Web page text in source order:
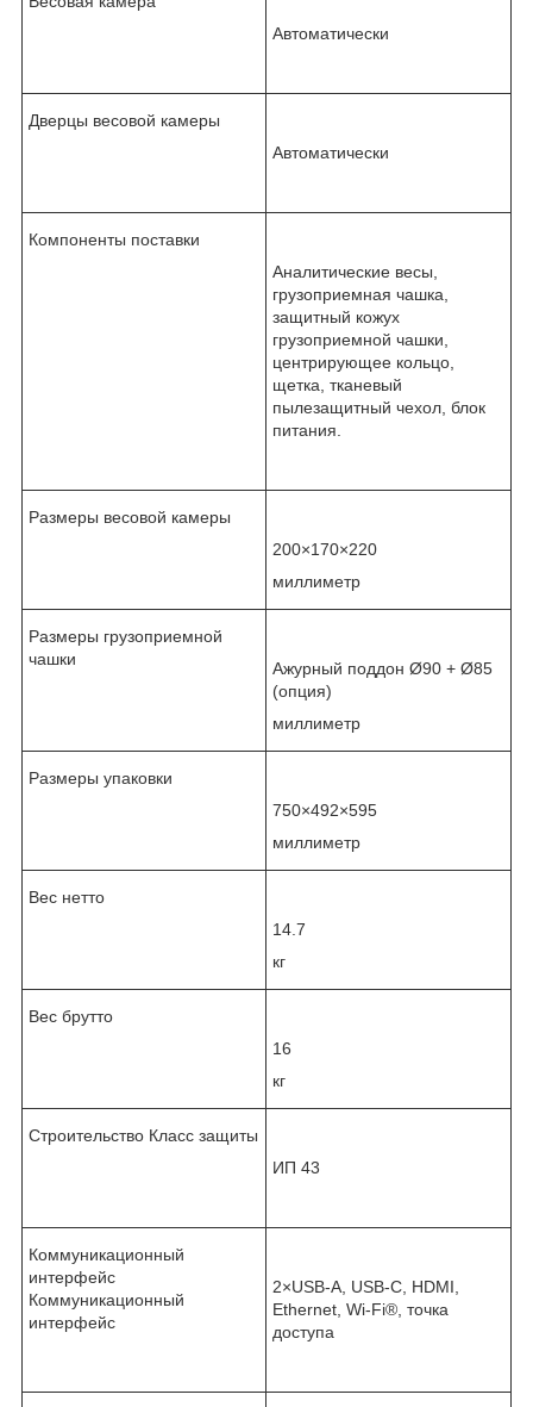
Автоматически
Дверцы весовой камеры
Автоматически
Компоненты поставки
Аналитические весы,
грузоприемная чашка,
защитный кожух
грузоприемной чашки,
центрирующее кольцо,
щетка, тканевый
пылезащитный чехол, блок
питания.
Размеры весовой камеры
200×170×220
миллиметр
Размеры грузоприемной
чашки
Ажурный поддон Ø90 + Ø85
(опция)
миллиметр
Размеры упаковки
750×492×595
миллиметр
Вес нетто
14.7
кг
Вес брутто
16
кг
Строительство Класс защиты
ИП 43
Коммуникационный
интерфейс
Коммуникационный
интерфейс
2×USB-A, USB-C, HDMI,
Ethernet, Wi-Fi® , точка
доступа